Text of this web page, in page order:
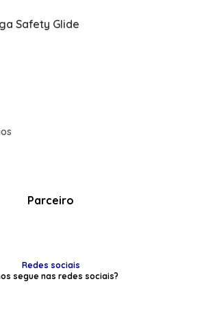
Safety Glide
Parceiro
Redes sociais
segue nas redes sociais?